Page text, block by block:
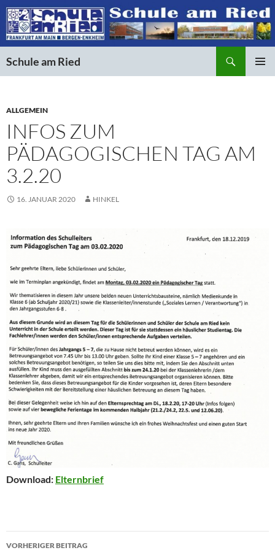
Schule am Ried
ALLGEMEIN
INFOS ZUM
PÄDAGOGISCHEN TAG AM
3.2.20
16. JANUAR 2020 HINKEL
Download: Elternbrief
Beitragsnavigation
VORHERIGER BEITRAG